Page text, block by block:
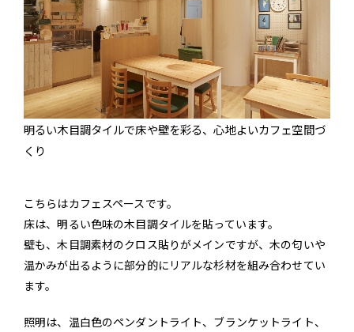
明るい木目調タイルで床や壁を彩る、心地よいカフェ空間づ
くり
こちらはカフェスペースです。
床は、明るい色味の木目調タイルを貼っています。
壁も、木目調素材のクロス貼りがメインですが、木の匂いや
温かみが出るように部分的にリアルな杉材を組み合わせてい
ます。
照明は、温白色のペンダントライト、ブランケットライト、